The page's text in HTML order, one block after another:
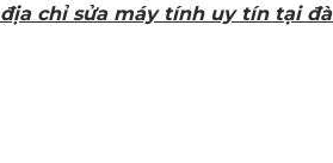
địa chỉ sửa máy tính uy tín tại